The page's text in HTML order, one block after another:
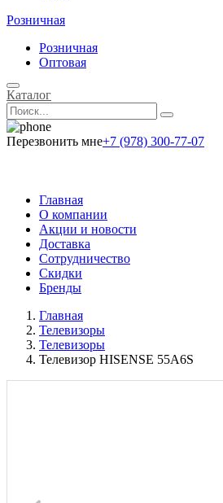
Розничная
Розничная
Оптовая
Каталог
Перезвонить мне+7 (978) 300-77-07
Главная
О компании
Акции и новости
Доставка
Сотрудничество
Скидки
Бренды
Главная
Телевизоры
Телевизоры
Телевизор HISENSE 55A6S